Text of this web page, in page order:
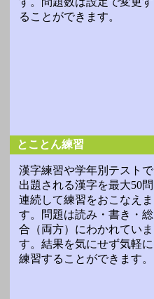
ることができます。
とことん練習
漢字練習や学年別テストで
出題される漢字を最大50問
連続して練習をおこなえま
す。問題は読み・書き・総
合（両方）にわかれていま
す。結果を気にせず気軽に
練習することができます。